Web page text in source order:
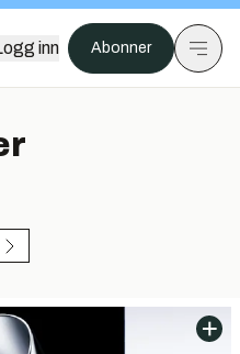
inn Abonner